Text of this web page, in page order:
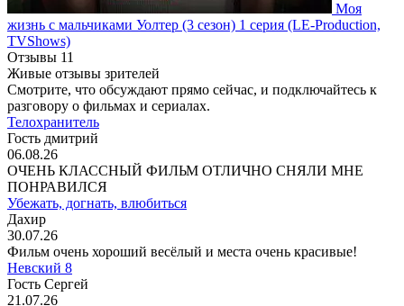
Моя
жизнь с мальчиками Уолтер (3 сезон) 1 серия (LE-Production,
TVShows)
Отзывы 11
Живые отзывы зрителей
Смотрите, что обсуждают прямо сейчас, и подключайтесь к
разговору о фильмах и сериалах.
Телохранитель
Гость дмитрий
06.08.26
ОЧЕНЬ КЛАССНЫЙ ФИЛЬМ ОТЛИЧНО СНЯЛИ МНЕ
ПОНРАВИЛСЯ
Убежать, догнать, влюбиться
Дахир
30.07.26
Фильм очень хороший весёлый и места очень красивые!
Невский 8
Гость Сергей
21.07.26